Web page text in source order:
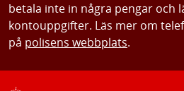
betala inte in några pengar och
kontouppgifter. Läs mer om
på polisens webbplats.